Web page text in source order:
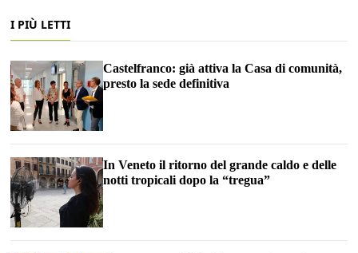
I PIÙ LETTI
Castelfranco: già attiva la Casa di comunità,
presto la sede definitiva
In Veneto il ritorno del grande caldo e delle
notti tropicali dopo la “tregua”